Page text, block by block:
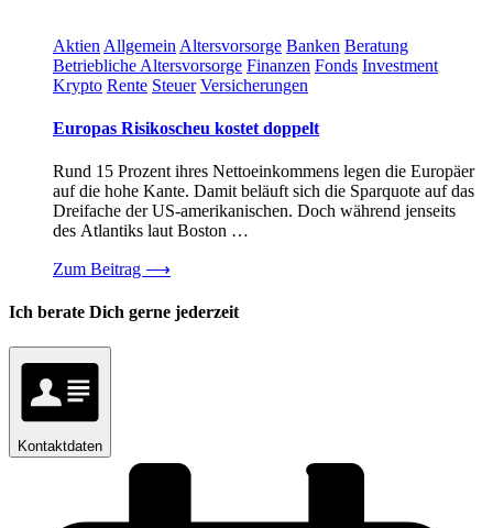
Aktien Allgemein Altersvorsorge Banken Beratung
Betriebliche Altersvorsorge Finanzen Fonds Investment
Krypto Rente Steuer Versicherungen
Europas Risikoscheu kostet doppelt
Rund 15 Prozent ihres Nettoeinkommens legen die Europäer
auf die hohe Kante. Damit beläuft sich die Sparquote auf das
Dreifache der US-amerikanischen. Doch während jenseits
des Atlantiks laut Boston …
Zum Beitrag ⟶
Ich berate Dich gerne jederzeit
Kontaktdaten